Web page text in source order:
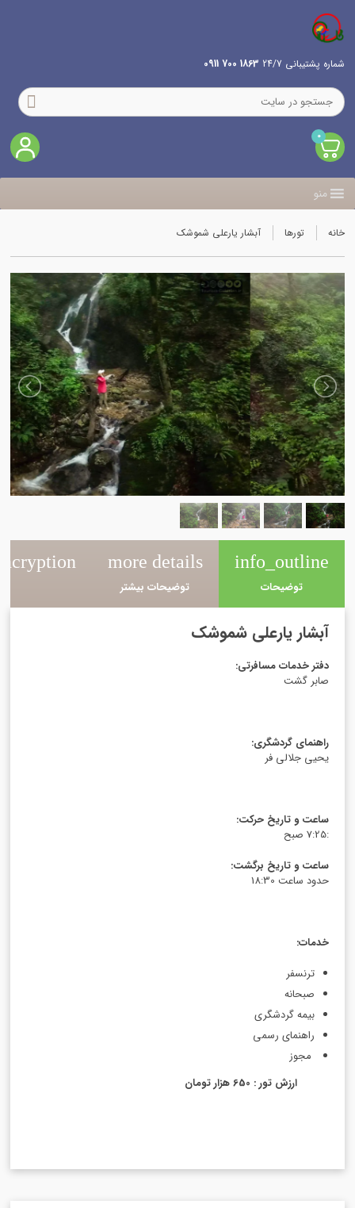
شماره پشتیبانی 24/7 1863 700 0911
0
منو
خانه تورها آبشار یارعلی شموشک
info_outline
توضیحات
more details
توضیحات بیشتر
آبشار یارعلی شموشک
دفتر خدمات مسافرتی:
صابر گشت
راهنمای گردشگری:
یحیی جلالی فر
ساعت و تاریخ حرکت:
:7:25 صبح
ساعت و تاریخ برگشت:
حدود ساعت 18:30
خدمات:
ترنسفر
صبحانه
بیمه گردشگری
راهنمای رسمی
مجوز
ارزش تور : 650 هزار تومان